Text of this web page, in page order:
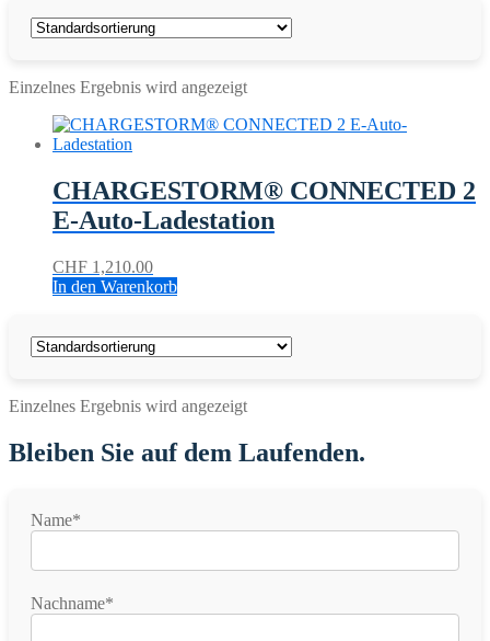
Einzelnes Ergebnis wird angezeigt
CHARGESTORM® CONNECTED 2
E-Auto-Ladestation
CHF 1,210.00
In den Warenkorb
Einzelnes Ergebnis wird angezeigt
Bleiben Sie auf dem Laufenden.
Name*
Nachname*